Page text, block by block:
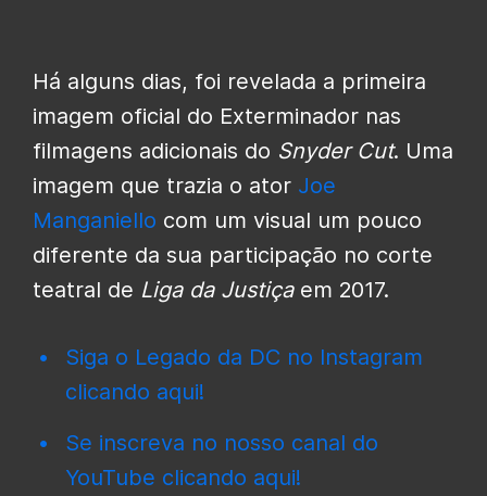
Há alguns dias, foi revelada a primeira
imagem oficial do Exterminador nas
filmagens adicionais do Snyder Cut. Uma
imagem que trazia o ator Joe
Manganiello com um visual um pouco
diferente da sua participação no corte
teatral de Liga da Justiça em 2017.
Siga o Legado da DC no Instagram
clicando aqui!
Se inscreva no nosso canal do
YouTube clicando aqui!